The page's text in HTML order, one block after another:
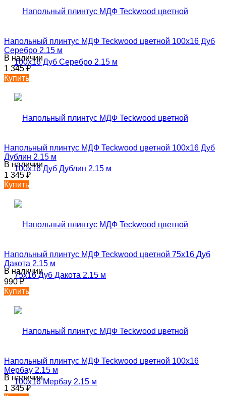
Напольный плинтус МДФ Teckwood цветной 100х16 Дуб
Серебро 2.15 м
В наличии
1 345₽
Купить
Напольный плинтус МДФ Teckwood цветной 100х16 Дуб
Дублин 2.15 м
В наличии
1 345₽
Купить
Напольный плинтус МДФ Teckwood цветной 75х16 Дуб
Дакота 2.15 м
В наличии
990₽
Купить
Напольный плинтус МДФ Teckwood цветной 100х16
Мербау 2.15 м
В наличии
1 345₽